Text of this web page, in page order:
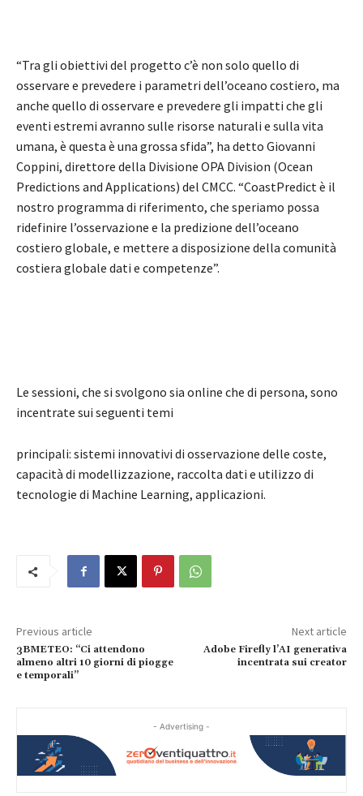
“Tra gli obiettivi del progetto c’è non solo quello di
osservare e prevedere i parametri dell’oceano costiero, ma
anche quello di osservare e prevedere gli impatti che gli
eventi estremi avranno sulle risorse naturali e sulla vita
umana, è questa è una grossa sfida”, ha detto Giovanni
Coppini, direttore della Divisione OPA Division (Ocean
Predictions and Applications) del CMCC. “CoastPredict è il
nostro programma di riferimento, che speriamo possa
ridefinire l’osservazione e la predizione dell’oceano
costiero globale, e mettere a disposizione della comunità
costiera globale dati e competenze”.
Le sessioni, che si svolgono sia online che di persona, sono
incentrate sui seguenti temi
principali: sistemi innovativi di osservazione delle coste,
capacità di modellizzazione, raccolta dati e utilizzo di
tecnologie di Machine Learning, applicazioni.
Previous article
3BMETEO: “Ci attendono
almeno altri 10 giorni di piogge
e temporali”
Next article
Adobe Firefly l’AI generativa
incentrata sui creator
- Advertising -